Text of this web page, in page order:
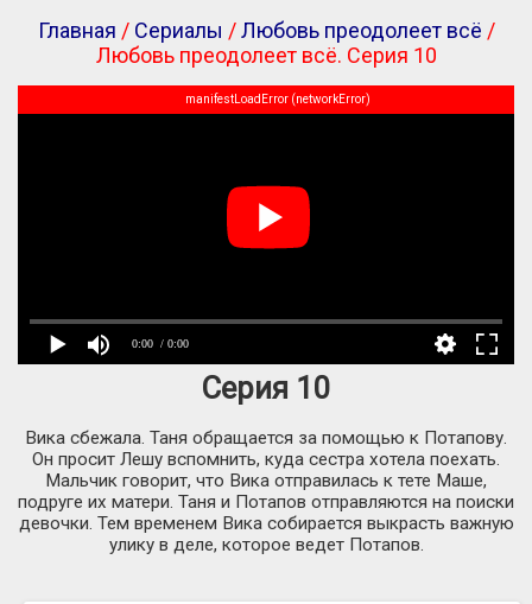
Главная / Сериалы /Любовь преодолеет всё /
Любовь преодолеет всё. Серия 10
0:00 / 0:00
manifestLoadError (networkError)
Серия 10
Вика сбежала. Таня обращается за помощью к Потапову.
Он просит Лешу вспомнить, куда сестра хотела поехать.
Мальчик говорит, что Вика отправилась к тете Маше,
подруге их матери. Таня и Потапов отправляются на поиски
девочки. Тем временем Вика собирается выкрасть важную
улику в деле, которое ведет Потапов.